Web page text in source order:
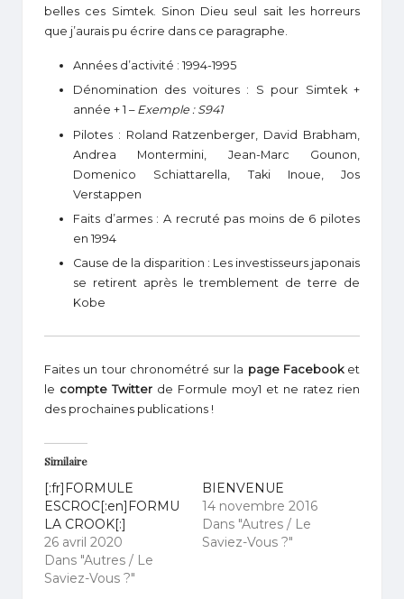
belles ces Simtek. Sinon Dieu seul sait les horreurs
que j’aurais pu écrire dans ce paragraphe.
Années d’activité : 1994-1995
Dénomination des voitures : S pour Simtek +
année + 1 – Exemple : S941
Pilotes : Roland Ratzenberger, David Brabham,
Andrea Montermini, Jean-Marc Gounon,
Domenico Schiattarella, Taki Inoue, Jos
Verstappen
Faits d’armes : A recruté pas moins de 6 pilotes
en 1994
Cause de la disparition : Les investisseurs japonais
se retirent après le tremblement de terre de
Kobe
Faites un tour chronométré sur la page Facebooket
le compte Twitter de Formule moy1 et ne ratez rien
des prochaines publications !
Similaire
[:fr]FORMULE
ESCROC[:en]FORMU
LA CROOK[:]
26 avril 2020
Dans "Autres / Le
Saviez-Vous ?"
BIENVENUE
14 novembre 2016
Dans "Autres / Le
Saviez-Vous ?"